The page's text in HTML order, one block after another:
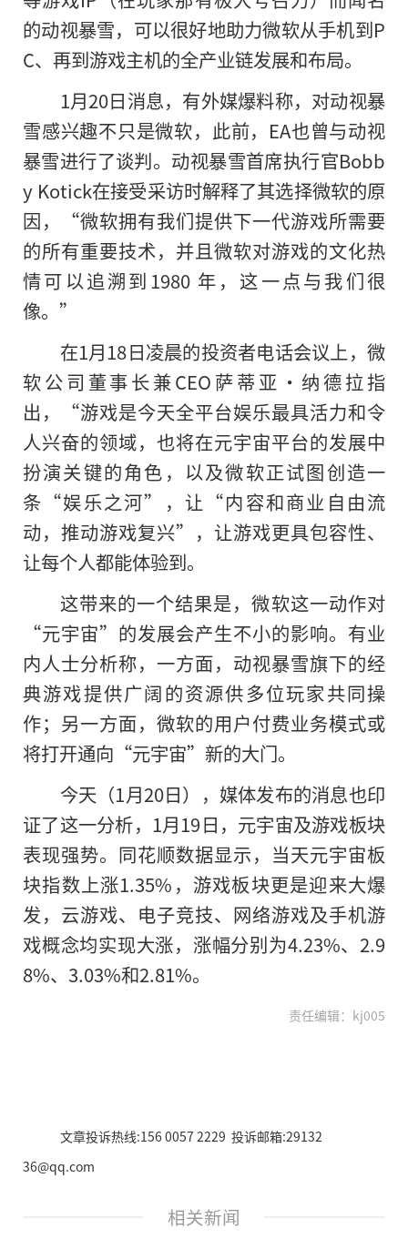
的动视暴雪，可以很好地助力微软从手机到P
C、再到游戏主机的全产业链发展和布局。
1月20日消息，有外媒爆料称，对动视暴
雪感兴趣不只是微软，此前，EA也曾与动视
暴雪进行了谈判。动视暴雪首席执行官Bobb
y Kotick在接受采访时解释了其选择微软的原
因，“微软拥有我们提供下一代游戏所需要
的所有重要技术，并且微软对游戏的文化热
情可以追溯到1980 年，这一点与我们很
像。”
在1月18日凌晨的投资者电话会议上，微
软公司董事长兼CEO萨蒂亚·纳德拉指
出，“游戏是今天全平台娱乐最具活力和令
人兴奋的领域，也将在元宇宙平台的发展中
扮演关键的角色，以及微软正试图创造一
条“娱乐之河”，让“内容和商业自由流
动，推动游戏复兴”，让游戏更具包容性、
让每个人都能体验到。
这带来的一个结果是，微软这一动作对
“元宇宙”的发展会产生不小的影响。有业
内人士分析称，一方面，动视暴雪旗下的经
典游戏提供广阔的资源供多位玩家共同操
作；另一方面，微软的用户付费业务模式或
将打开通向“元宇宙”新的大门。
今天（1月20日），媒体发布的消息也印
证了这一分析，1月19日，元宇宙及游戏板块
表现强势。同花顺数据显示，当天元宇宙板
块指数上涨1.35%，游戏板块更是迎来大爆
发，云游戏、电子竞技、网络游戏及手机游
戏概念均实现大涨，涨幅分别为4.23%、2.9
8%、3.03%和2.81%。
责任编辑：kj005
文章投诉热线:156 0057 2229 投诉邮箱:29132
36@qq.com
相关新闻